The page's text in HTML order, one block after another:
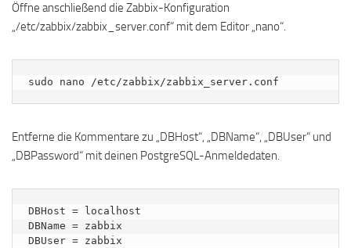
Öffne anschließend die Zabbix-Konfiguration
„/etc/zabbix/zabbix_server.conf“ mit dem Editor „nano“.
sudo nano /etc/zabbix/zabbix_server.conf
Entferne die Kommentare zu „DBHost“, „DBName“, „DBUser“ und
„DBPassword“ mit deinen PostgreSQL-Anmeldedaten.
DBHost = localhost
DBName = zabbix
DBUser = zabbix